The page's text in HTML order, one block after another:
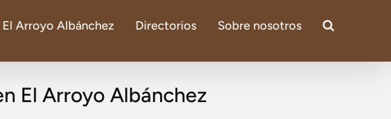
El Arroyo Albánchez Directorios Sobre nosotros
El Arroyo Albánchez